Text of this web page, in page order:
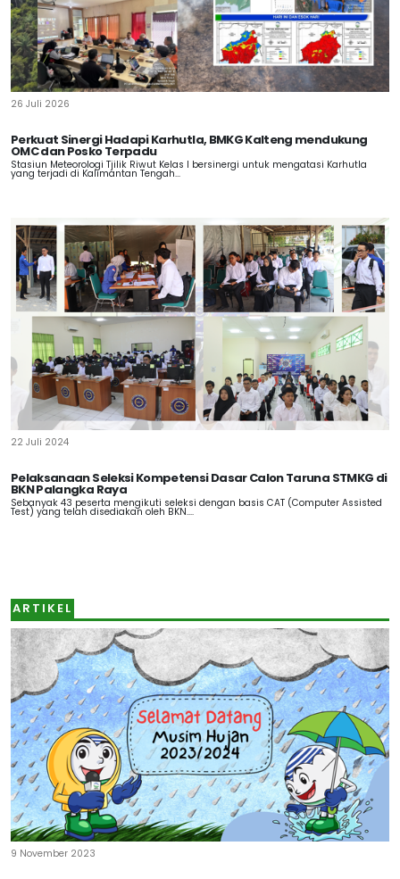
26 Juli 2026
Perkuat Sinergi Hadapi Karhutla, BMKG Kalteng mendukung
OMC dan Posko Terpadu
Stasiun Meteorologi Tjilik Riwut Kelas I bersinergi untuk mengatasi Karhutla
yang terjadi di Kalimantan Tengah...
22 Juli 2024
Pelaksanaan Seleksi Kompetensi Dasar Calon Taruna STMKG di
BKN Palangka Raya
Sebanyak 43 peserta mengikuti seleksi dengan basis CAT (Computer Assisted
Test) yang telah disediakan oleh BKN....
ARTIKEL
9 November 2023